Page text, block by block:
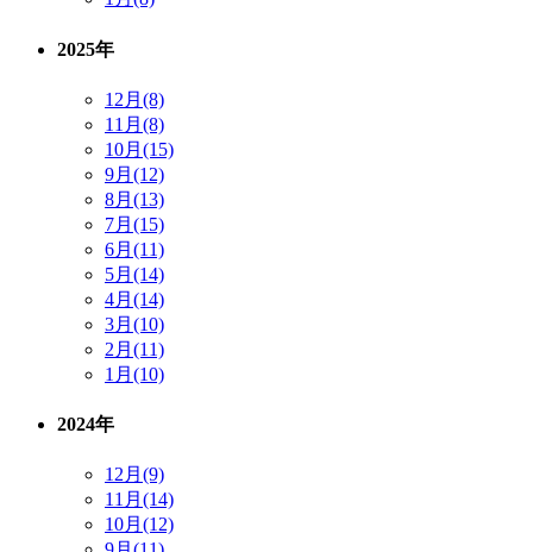
2025年
12月(8)
11月(8)
10月(15)
9月(12)
8月(13)
7月(15)
6月(11)
5月(14)
4月(14)
3月(10)
2月(11)
1月(10)
2024年
12月(9)
11月(14)
10月(12)